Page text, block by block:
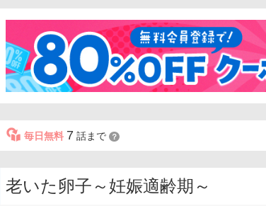
毎日無料 7 話まで ？
老いた卵子～妊娠適齢期～